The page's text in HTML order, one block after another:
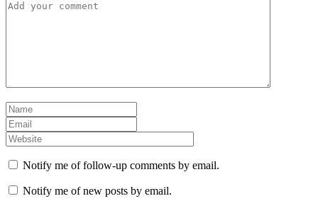
Notify me of follow-up comments by email.
Notify me of new posts by email.